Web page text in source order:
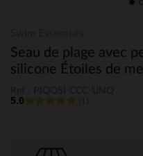
Seau de plage avec
silicone Étoiles de
5.0